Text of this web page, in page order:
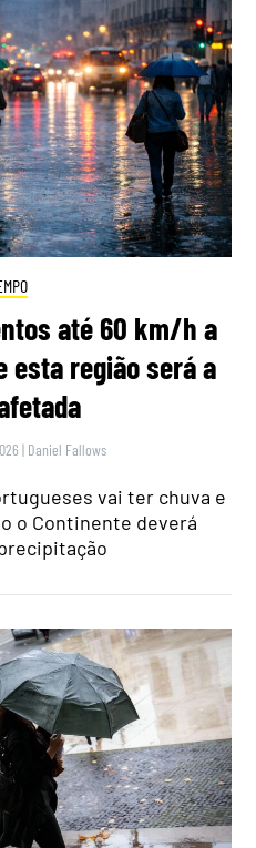
até 60 km/h a
esta região será a
| Daniel Fallows
vai ter chuva e
o Continente deverá